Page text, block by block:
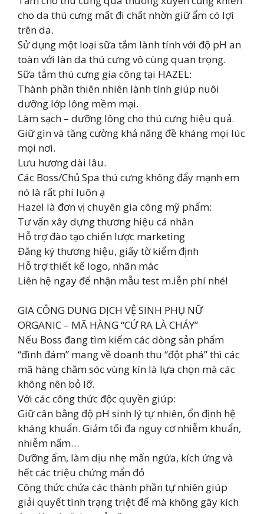
cho da thú cưng mất đi chất nhờn giữ ẩm có lợi
trên da.
Sử dụng một loại sữa tắm lành tính với độ pH an
toàn với làn da thú cưng vô cùng quan trọng.
Sữa tắm thú cưng gia công tại HAZEL:
Thành phần thiên nhiên lành tính giúp nuôi
dưỡng lớp lông mềm mại.
Làm sạch – dưỡng lông cho thú cưng hiệu quả.
Giữ gìn và tăng cường khả năng đề kháng mọi lúc
mọi nơi.
Lưu hương dài lâu.
Các Boss/Chủ Spa thú cưng không đẩy mạnh em
nó là rất phí luôn ạ
Hazel là đơn vị chuyên gia công mỹ phẩm:
Tư vấn xây dựng thương hiệu cá nhân
Hỗ trợ đào tạo chiến lược marketing
Đăng ký thương hiệu, giấy tờ kiểm định
Hỗ trợ thiết kế logo, nhãn mác
Liên hệ ngay để nhận mẫu test m.iễn phí nhé!
GIA CÔNG DUNG DỊCH VỆ SINH PHỤ NỮ
ORGANIC – MÃ HÀNG “CỨ RA LÀ CHÁY”
Nếu Boss đang tìm kiếm các dòng sản phẩm
“đình đám” mang về doanh thu “đột phá” thì các
mã hàng chăm sóc vùng kín là lựa chọn mà các
không nên bỏ lỡ.
Với các công thức độc quyền giúp:
Giữ cân bằng độ pH sinh lý tự nhiên, ổn định hệ
kháng khuẩn. Giảm tối đa nguy cơ nhiễm khuẩn,
nhiễm nấm…
Dưỡng ẩm, làm dịu nhẹ mẩn ngứa, kích ứng và
hết các triệu chứng mẩn đỏ
Công thức chứa các thành phần tự nhiên giúp
giải quyết tình trạng triệt để mà không gây kích